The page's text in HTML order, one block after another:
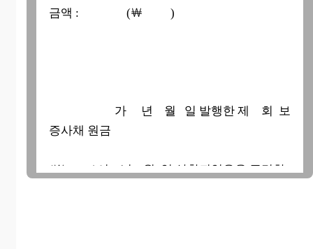
금액 : (￦ )
가 년 월 일 발행한 제 회 보
증사채 원금
(￦ )이 년 월 일 상환되었음을 증명함.